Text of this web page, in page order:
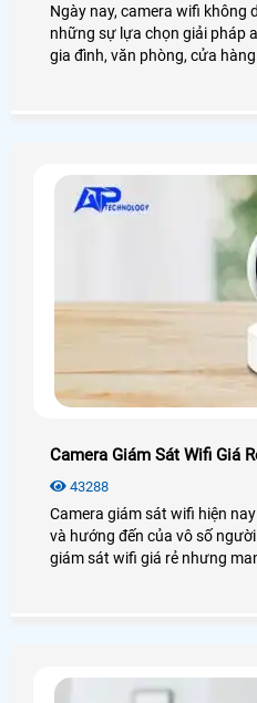
Ngày nay, camera wifi không
những sự lựa chọn giải pháp
gia đình, văn phòng, cửa
Camera Giám Sát Wifi Giá
43288
Camera giám sát wifi hiện
và hướng đến của vô số người
giám sát wifi giá rẻ nhưng